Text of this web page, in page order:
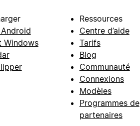
Windows
Ressources
Centre d’aide
Tarifs
Blog
Communauté
Connexions
Modèles
Programmes de
partenaires